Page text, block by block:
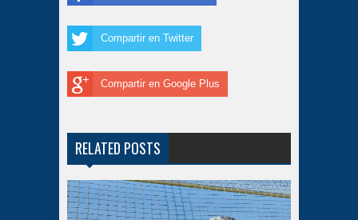
Compartir en Twitter
Compartir en Google Plus
RELATED POSTS